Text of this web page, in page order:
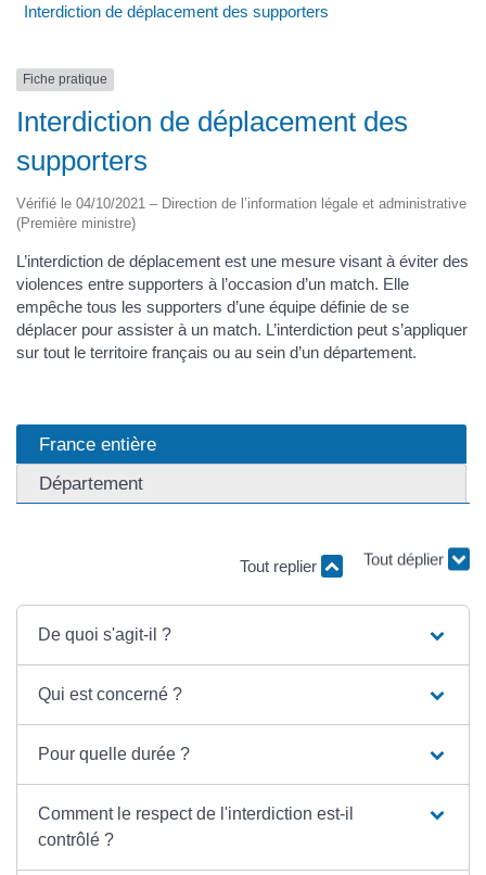
Interdiction de déplacement des supporters
Fiche pratique
Interdiction de déplacement des
supporters
Vérifié le 04/10/2021 – Direction de l’information légale et administrative
(Première ministre)
L’interdiction de déplacement est une mesure visant à éviter des
violences entre supporters à l’occasion d’un match. Elle
empêche tous les supporters d’une équipe définie de se
déplacer pour assister à un match. L’interdiction peut s’appliquer
sur tout le territoire français ou au sein d’un département.
France entière
Département
Tout replier Tout déplier
De quoi s'agit-il ?
Qui est concerné ?
Pour quelle durée ?
Comment le respect de l'interdiction est-il
contrôlé ?